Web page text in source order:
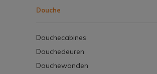
Douche
Douchecabines
Douchedeuren
Douchewanden